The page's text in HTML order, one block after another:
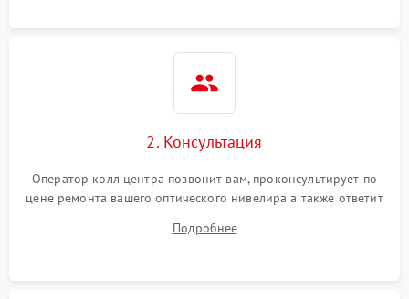
2. Консультация
Оператор колл центра позвонит вам, проконсультирует по
цене ремонта вашего оптического нивелира а также ответит
Подробнее